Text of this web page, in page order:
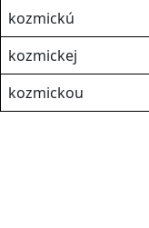
kozmickú
kozmickej
kozmickou